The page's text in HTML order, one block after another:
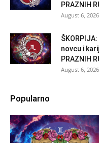
PRAZNIH
August 6, 2026
novcu i
PRAZNIH
August 6, 2026
Popularno